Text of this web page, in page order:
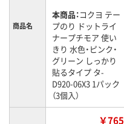
商品名
本商品：コクヨ テー
プのり ドットライ
ナープチモア 使い
きり 水色・ピンク・
グリーン しっかり
貼るタイプ タ-
D920-06X3 1パック
（3個入）
￥765